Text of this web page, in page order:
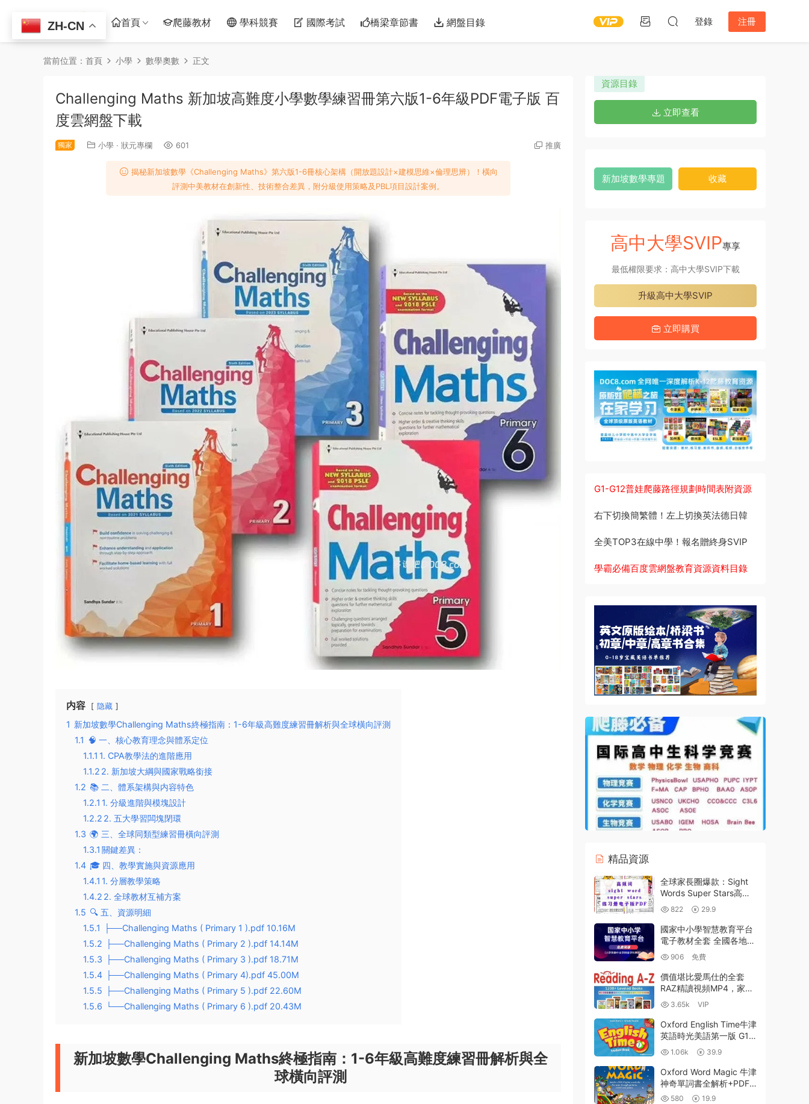
首頁 爬藤教材 學科競賽 國際考試 橋梁章節書 網盤目錄 登錄 注冊
當前位置： 首頁 小學 數學奧數 正文
Challenging Maths 新加坡高難度小學數學練習冊第六版1-6年級PDF電子版 百
度雲網盤下載
獨家 小學 · 狀元專欄 601 推廣
揭秘新加坡數學《Challenging Maths》第六版1-6冊核心架構（開放題設計×建模思維×倫理思辨）！橫向
評測中美教材在創新性、技術整合差異，附分級使用策略及PBL項目設計案例。
内容 隐藏
1 新加坡數學Challenging Maths終極指南：1-6年級高難度練習冊解析與全球橫向評測
1.1 🧠 ​一、核心教育理念與體系定位​
1.1.1 ​1. CPA教學法的進階應用​
1.1.2 ​2. 新加坡大綱與國家戰略銜接​
1.2 📚 ​二、體系架構與内容特色​
1.2.1 ​1. 分級進階與模塊設計​
1.2.2 ​2. 五大學習闆塊閉環​
1.3 🌍 ​三、全球同類型練習冊橫向評測​
1.3.1 ​關鍵差異​：
1.4 🎓 ​四、教學實施與資源應用​
1.4.1 ​1. 分層教學策略​
1.4.2 ​2. 全球教材互補方案​
1.5 🔍 ​五、資源明細
1.5.1
├──Challenging Maths ( Primary 1 ).pdf 10.16M
1.5.2
├──Challenging Maths ( Primary 2 ).pdf 14.14M
1.5.3
├──Challenging Maths ( Primary 3 ).pdf 18.71M
1.5.4
├──Challenging Maths ( Primary 4).pdf 45.00M
1.5.5
├──Challenging Maths ( Primary 5 ).pdf 22.60M
1.5.6
└──Challenging Maths ( Primary 6 ).pdf 20.43M
新加坡數學Challenging Maths終極指南：1-6年級高難度練習冊解析與全
球橫向評測
資源目錄
立即查看
新加坡數學專題 收藏
高中大學SVIP專享
最低權限要求：高中大學SVIP下載
升級高中大學SVIP
立即購買
G1-G12普娃爬藤路徑規劃時間表附資源
右下切換簡繁體！左上切換英法德日韓
全美TOP3在線中學！報名贈終身SVIP
學霸必備百度雲網盤教育資源資料目錄
精品資源
全球家長圈爆款：Sight
Words Super Stars高頻
詞練習冊（2025新版）全
5級PDF下載 | 220詞七步
攻克英語自主閱讀
822 29.9
國家中小學智慧教育平台
電子教材全套 全國各地各
版本全部收錄 小學 初中
高中 培智 盲校 聾校 百度
雲網盤下載
906 免費
價值堪比愛馬仕的全套
RAZ精讀視頻MP4，家長
們最期待的完整版1280
集，徹底打開娃的自主閱
讀模式！百度網盤下
載-9.44GB
3.65k VIP
Oxford English Time牛津
英語時光美語第一版 G1-
G6級PDF 學生用書 教師
用書 練習冊 MP3音頻 百
度雲網盤下載
1.06k 39.9
Oxford Word Magic 牛津
神奇單詞書全解析+PDF
下載 5-12歲輕松掌握
580 19.9
ZH-CN